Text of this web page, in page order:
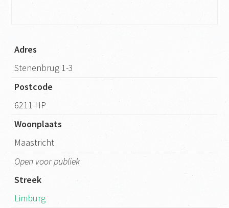
Adres
Stenenbrug 1-3
Postcode
6211 HP
Woonplaats
Maastricht
Open voor publiek
Streek
Limburg